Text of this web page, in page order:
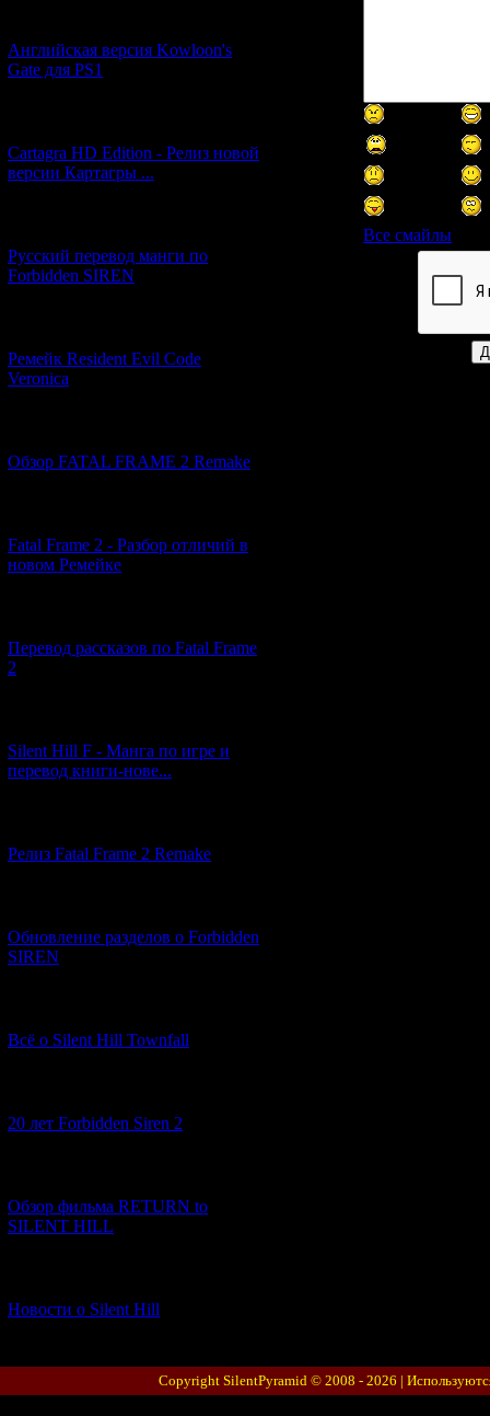
Английская версия Kowloon's
Gate для PS1
Cartagra HD Edition - Релиз новой
версии Картагры ...
Русский перевод манги по
Forbidden SIREN
Ремейк Resident Evil Code
Veronica
Обзор FATAL FRAME 2 Remake
Fatal Frame 2 - Разбор отличий в
новом Ремейке
Перевод рассказов по Fatal Frame
2
Silent Hill F - Манга по игре и
перевод книги-нове...
Релиз Fatal Frame 2 Remake
Обновление разделов о Forbidden
SIREN
Всё о Silent Hill Townfall
20 лет Forbidden Siren 2
Обзор фильма RETURN to
SILENT HILL
Новости о Silent Hill
Все смайлы
Copyright SilentPyramid © 2008 - 2026 |